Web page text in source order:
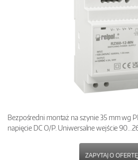
Bezpośredni montaż na szynie 35 mm wg
napięcie DC O/P. Uniwersalne wejście
ZAPYTAJ O OFERTĘ